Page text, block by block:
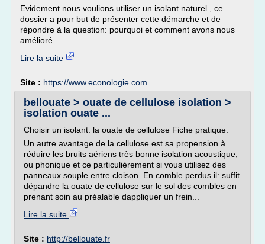
Evidement nous voulions utiliser un isolant naturel , ce
dossier a pour but de présenter cette démarche et de
répondre à la question: pourquoi et comment avons nous
amélioré...
Lire la suite
Site : https://www.econologie.com
bellouate > ouate de cellulose isolation >
isolation ouate ...
Choisir un isolant: la ouate de cellulose Fiche pratique.
Un autre avantage de la cellulose est sa propension à
réduire les bruits aériens très bonne isolation acoustique,
ou phonique et ce particulièrement si vous utilisez des
panneaux souple entre cloison. En comble perdus il: suffit
dépandre la ouate de cellulose sur le sol des combles en
prenant soin au préalable dappliquer un frein...
Lire la suite
Site : http://bellouate.fr